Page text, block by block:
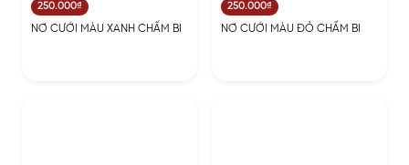
250.000₫
NƠ CƯỚI MÀU XANH CHẤM BI
250.000₫
NƠ CƯỚI MÀU ĐỎ CHẤM BI